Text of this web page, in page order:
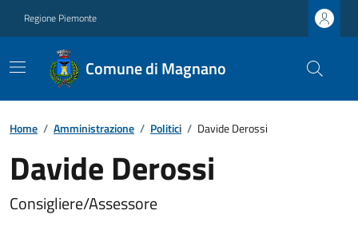
Regione Piemonte
Comune di Magnano
Home / Amministrazione / Politici / Davide Derossi
Davide Derossi
Consigliere/Assessore